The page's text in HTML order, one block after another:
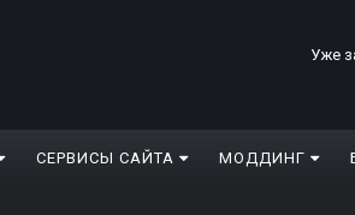
Уже
СЕРВИСЫ САЙТА МОДДИНГ